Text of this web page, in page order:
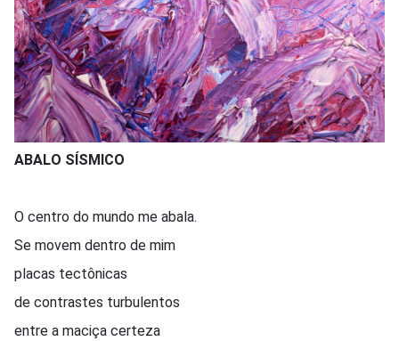
ABALO SÍSMICO
O centro do mundo me abala.
Se movem dentro de mim
placas tectônicas
de contrastes turbulentos
entre a maciça certeza